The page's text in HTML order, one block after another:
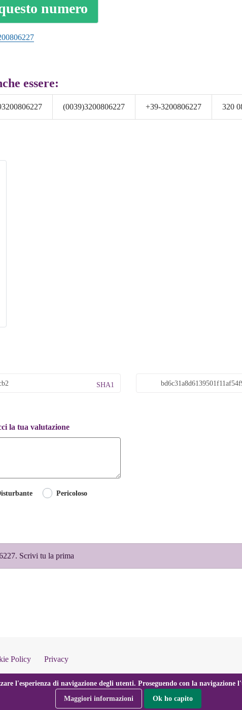
numero
essere:
(0039)3200806227 +39-3200806227 320
SHA1
la tua valutazione
Pericoloso
Scrivi tu la prima
Policy Privacy
l'esperienza di navigazione degli utenti. Proseguendo con la
Maggiori informazioni
Ok ho capito